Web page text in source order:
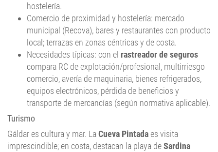
hostelería.
Comercio de proximidad y hostelería: mercado
municipal (Recova), bares y restaurantes con producto
local; terrazas en zonas céntricas y de costa.
Necesidades típicas: con el rastreador de seguros
compara RC de explotación/profesional, multirriesgo
comercio, avería de maquinaria, bienes refrigerados,
equipos electrónicos, pérdida de beneficios y
transporte de mercancías (según normativa aplicable).
Turismo
Gáldar es cultura y mar. LaCueva Pintada es visita
imprescindible; en costa, destacan la playa deSardina